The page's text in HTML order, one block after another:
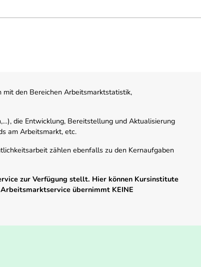
den Bereichen Arbeitsmarktstatistik,
die Entwicklung, Bereitstellung und Aktualisierung
am Arbeitsmarkt, etc.
zählen ebenfalls zu den Kernaufgaben
zur Verfügung stellt. Hier können Kursinstitute
übernimmt KEINE